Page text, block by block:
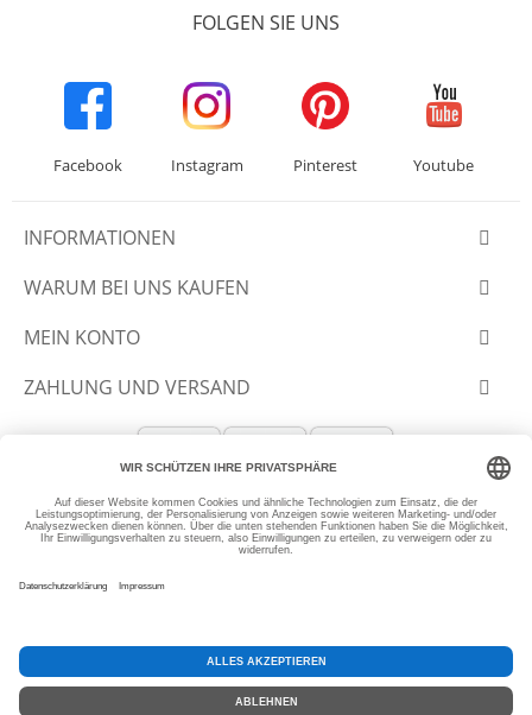
FOLGEN SIE UNS
Facebook Instagram Pinterest Youtube
INFORMATIONEN
WARUM BEI UNS KAUFEN
MEIN KONTO
ZAHLUNG UND VERSAND
© 2012-2026 SLANTASTOFFE.DE